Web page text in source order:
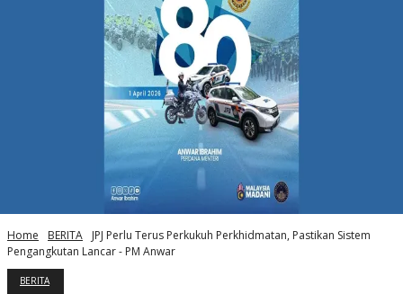
Home BERITA
JPJ Perlu Terus Perkukuh Perkhidmatan, Pastikan Sistem
Pengangkutan Lancar - PM Anwar
BERITA